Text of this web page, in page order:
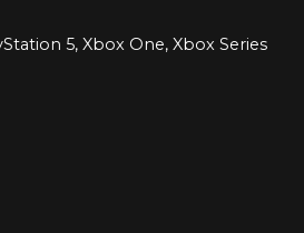
5, Xbox One, Xbox Series